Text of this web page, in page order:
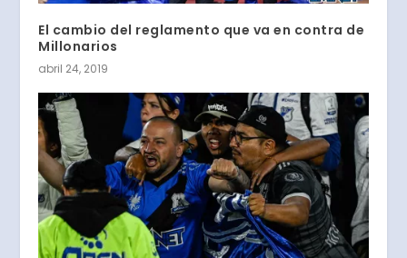
El cambio del reglamento que va en contra de
Millonarios
abril 24, 2019